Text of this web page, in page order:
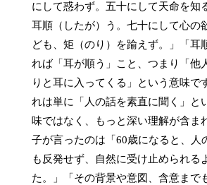
にして惑わず。五十にして天命を知
耳順（したが）う。七十にして心の
ども、矩（のり）を踰えず。」「耳
れば「耳が順う」こと、つまり「他
りと耳に入ってくる」という意味で
れは単に「人の話を素直に聞く」と
味ではなく、もっと深い理解が含ま
子が言ったのは「60歳になると、人
も反発せず、自然に受け止められる
た。」「その背景や意図、含意まで